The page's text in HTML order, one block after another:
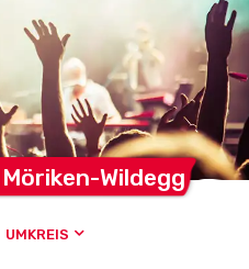
Möriken-Wildegg
UMKREIS